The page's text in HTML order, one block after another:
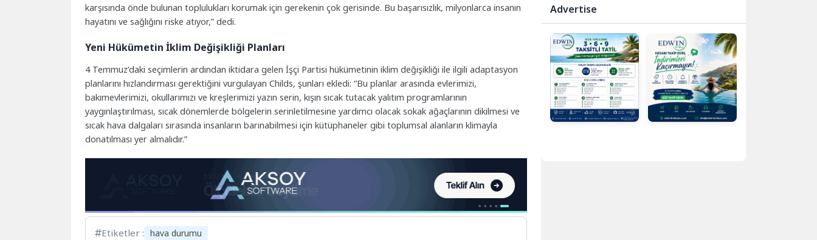
karşısında önde bulunan toplulukları korumak için gerekenin çok gerisinde. Bu başarısızlık, milyonlarca insanın
hayatını ve sağlığını riske atıyor,” dedi.
Yeni Hükümetin İklim Değişikliği Planları
4 Temmuz’daki seçimlerin ardından iktidara gelen İşçi Partisi hükümetinin iklim değişikliği ile ilgili adaptasyon
planlarını hızlandırması gerektiğini vurgulayan Childs, şunları ekledi: “Bu planlar arasında evlerimizi,
bakımevlerimizi, okullarımızı ve kreşlerimizi yazın serin, kışın sıcak tutacak yalıtım programlarının
yaygınlaştırılması, sıcak dönemlerde bölgelerin serinletilmesine yardımcı olacak sokak ağaçlarının dikilmesi ve
sıcak hava dalgaları sırasında insanların barınabilmesi için kütüphaneler gibi toplumsal alanların klimayla
donatılması yer almalıdır.”
Etiketler : hava durumu
Advertise